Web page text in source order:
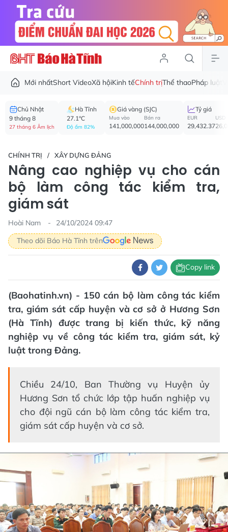
Mới nhấtShort VideoXã hộiKinh tếChính trịThể thaoPháp luật
Chủ Nhật
9 tháng 8
27 tháng 6 Âm lịch
Hà Tĩnh
27.1°C
Độ ẩm 82%
Giá vàng (SJC)
Mua vào
141,000,000
Bán ra
144,000,000
Tỷ giá
EUR
29,432.37
USD
CHÍNH TRỊ XÂY DỰNG ĐẢNG
Nâng cao nghiệp vụ cho cán
bộ làm công tác kiểm tra,
giám sát
Hoài Nam
24/10/2024 09:47
Theo dõi Báo Hà Tĩnh trên
Copy link
(Baohatinh.vn) - 150 cán bộ làm công tác kiểm
tra, giám sát cấp huyện và cơ sở ở Hương Sơn
(Hà Tĩnh) được trang bị kiến thức, kỹ năng
nghiệp vụ về công tác kiểm tra, giám sát, kỷ
luật trong Đảng.
Chiều 24/10, Ban Thường vụ Huyện ủy
Hương Sơn tổ chức lớp tập huấn nghiệp vụ
cho đội ngũ cán bộ làm công tác kiểm tra,
giám sát cấp huyện và cơ sở.